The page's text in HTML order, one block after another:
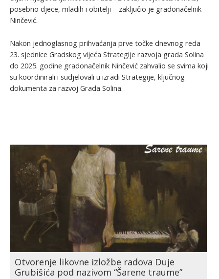
posebno djece, mladih i obitelji – zaključio je gradonačelnik
Ninčević.
Nakon jednoglasnog prihvaćanja prve točke dnevnog reda
23. sjednice Gradskog vijeća Strategije razvoja grada Solina
do 2025. godine gradonačelnik Ninčević zahvalio se svima koji
su koordinirali i sudjelovali u izradi Strategije, ključnog
dokumenta za razvoj Grada Solina.
Otvorenje likovne izložbe radova Duje
Grubišića pod nazivom “Šarene traume”